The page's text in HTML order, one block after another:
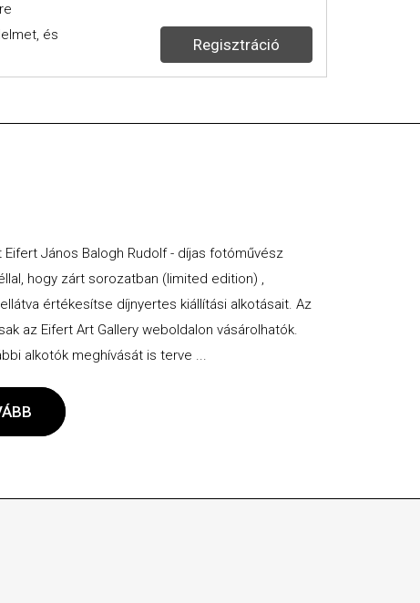
, és
Regisztráció
Eifert János Balogh Rudolf - díjas fotóművész
hogy zárt sorozatban (limited edition) ,
értékesítse díjnyertes kiállítási alkotásait. Az
az Eifert Art Gallery weboldalon vásárolhatók.
alkotók meghívását is terve ...